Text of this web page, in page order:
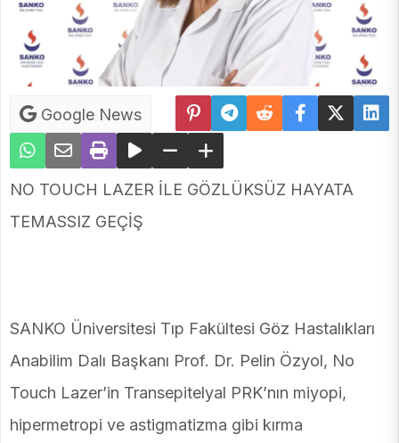
Google News
NO TOUCH LAZER İLE GÖZLÜKSÜZ HAYATA
TEMASSIZ GEÇİŞ
SANKO Üniversitesi Tıp Fakültesi Göz Hastalıkları
Anabilim Dalı Başkanı Prof. Dr. Pelin Özyol, No
Touch Lazer’in Transepitelyal PRK’nın miyopi,
hipermetropi ve astigmatizma gibi kırma